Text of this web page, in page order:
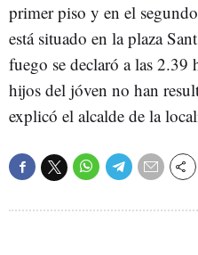
primer piso y en el
está situado en la plaza
fuego se declaró a las
hijos del jóven no han
explicó el alcalde de la